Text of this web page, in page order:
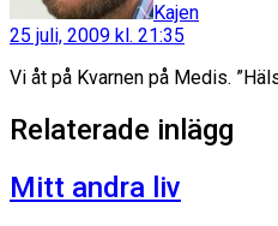
Kajen
25 juli, 2009 kl. 21:35
Vi åt på Kvarnen på Medis.
Relaterade inlägg
Mitt andra liv